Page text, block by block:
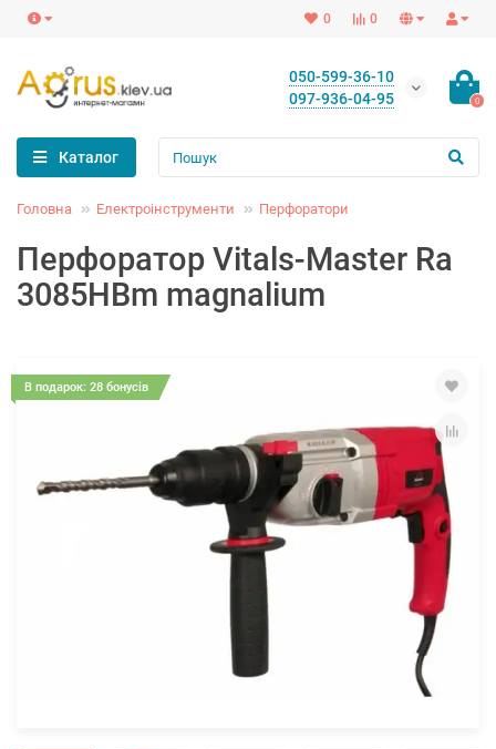
0
0
050-599-36-10
097-936-04-95
0
Каталог
Головна Електроінструменти Перфоратори
Перфоратор Vitals-Master Ra
3085HBm magnalium
В подарок: 28 бонусів